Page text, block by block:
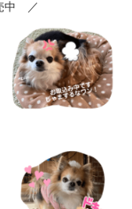
中 ／